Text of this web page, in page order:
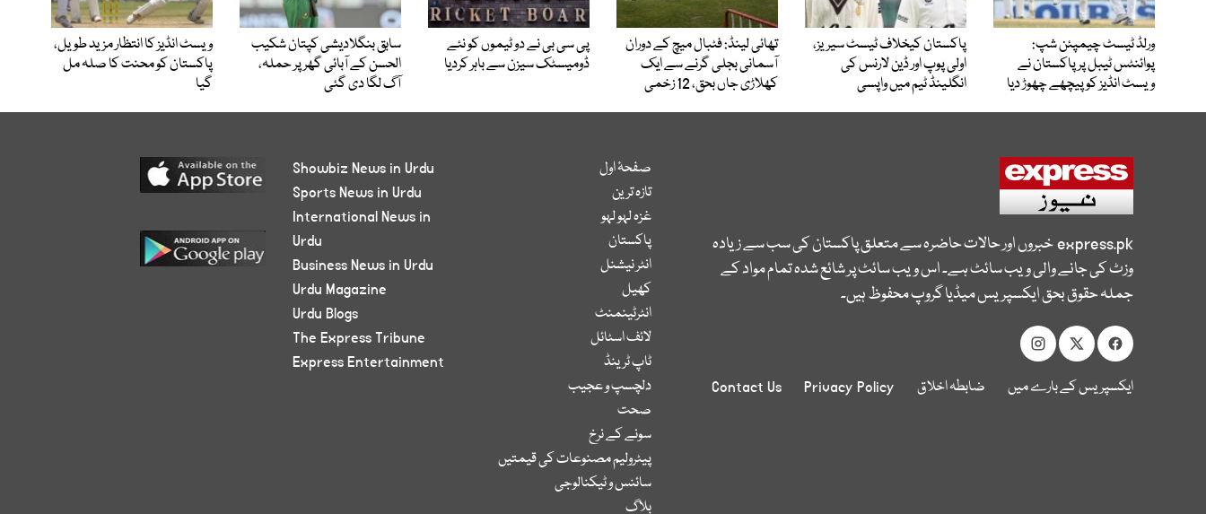
ورلڈ ٹیسٹ چیمپئن شپ:
پوائنٹس ٹیبل پر پاکستان نے
ویسٹ انڈیز کو پیچھے چھوڑ دیا
پاکستان کیخلاف ٹیسٹ سیریز،
اولی پوپ اور ڈین لارنس کی
انگلینڈ ٹیم میں واپسی
تھائی لینڈ: فٹبال میچ کے دوران
آسمانی بجلی گرنے سے ایک
کھلاڑی جاں بحق، 12 زخمی
پی سی بی نے دو ٹیموں کو نئے
ڈومیسٹک سیزن سے باہر کردیا
سابق بنگلادیشی کپتان شکیب
الحسن کے آبائی گھر پر حملہ،
آگ لگا دی گئی
ویسٹ انڈیز کا انتظار مزید طویل،
پاکستان کو محنت کا صلہ مل
گیا
express.pkخبروں اور حالات حاضرہ سے متعلق پاکستان کی سب سے زیادہ
وزٹ کی جانے والی ویب سائٹ ہے۔ اس ویب سائٹ پر شائع شدہ تمام مواد کے
جملہ حقوق بحق ایکسپریس میڈیا گروپ محفوظ ہیں۔
ایکسپریس کے بارے میں ضابطہ اخلاق Privacy Policy
Contact Us
صفحۂ اول
تازہ ترین
غزہ لہو لہو
پاکستان
انٹر نیشنل
کھیل
انٹرٹینمنٹ
لائف اسٹائل
ٹاپ ٹرینڈ
دلچسپ و عجیب
صحت
سونے کے نرخ
پیٹرولیم مصنوعات کی قیمتیں
سائنس و ٹیکنالوجی
بلاگ
Showbiz News in Urdu
Sports News in Urdu
International News in
Urdu
Business News in Urdu
Urdu Magazine
Urdu Blogs
The Express Tribune
Express Entertainment